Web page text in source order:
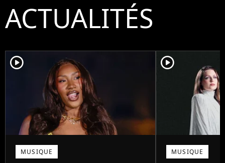
ACTUALITÉS
player2
MUSIQUE
player2
MUSIQUE